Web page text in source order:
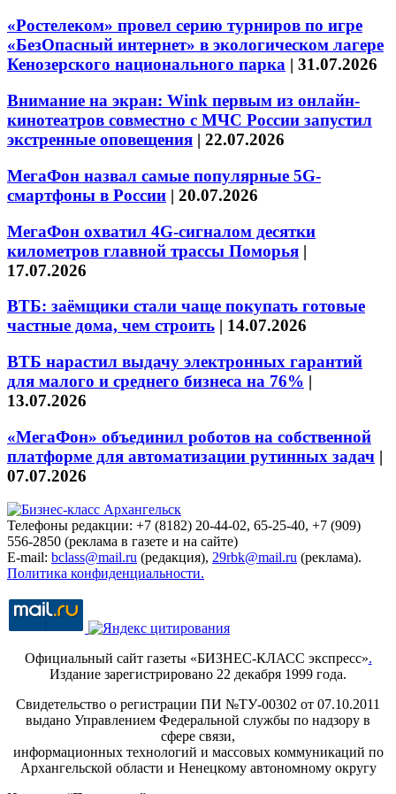
«Ростелеком» провел серию турниров по игре
«БезОпасный интернет» в экологическом лагере
Кенозерского национального парка | 31.07.2026
Внимание на экран: Wink первым из онлайн-
кинотеатров совместно с МЧС России запустил
экстренные оповещения | 22.07.2026
МегаФон назвал самые популярные 5G-
смартфоны в России | 20.07.2026
МегаФон охватил 4G-сигналом десятки
километров главной трассы Поморья |
17.07.2026
ВТБ: заёмщики стали чаще покупать готовые
частные дома, чем строить | 14.07.2026
ВТБ нарастил выдачу электронных гарантий
для малого и среднего бизнеса на 76% |
13.07.2026
«МегаФон» объединил роботов на собственной
платформе для автоматизации рутинных задач |
07.07.2026
Телефоны редакции: +7 (8182) 20-44-02, 65-25-40, +7 (909)
556-2850 (реклама в газете и на сайте)
E-mail: bclass@mail.ru (редакция), 29rbk@mail.ru (реклама).
Политика конфиденциальности.
Официальный сайт газеты «БИЗНЕС-КЛАСС экспресс».
Издание зарегистрировано 22 декабря 1999 года.
Свидетельство о регистрации ПИ №ТУ-00302 от 07.10.2011
выдано Управлением Федеральной службы по надзору в
сфере связи,
информационных технологий и массовых коммуникаций по
Архангельской области и Ненецкому автономному округу